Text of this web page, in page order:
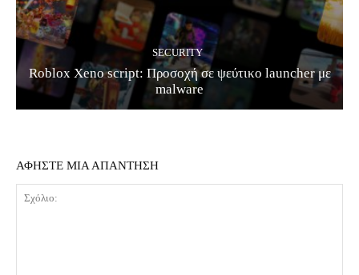
SECURITY
Roblox Xeno script: Προσοχή σε ψεύτικο launcher με
malware
ΑΦΗΣΤΕ ΜΙΑ ΑΠΑΝΤΗΣΗ